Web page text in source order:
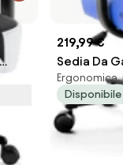
219,99 €
Sedia Da
Normal
Disponibile